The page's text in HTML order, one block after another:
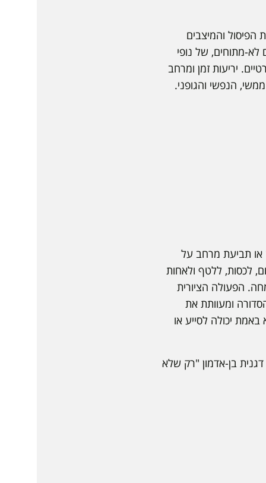
והמיצבים
לא-מתוחים, של נופי
יריעות זמן ומרחב
הנפשי והגופני.
או תביעת מרחב על
לכסות, ללטף ולאחות
הפעולה הציורית
ומעוותת את
יכולה לסייע או
בן-אדמון "רק שלא